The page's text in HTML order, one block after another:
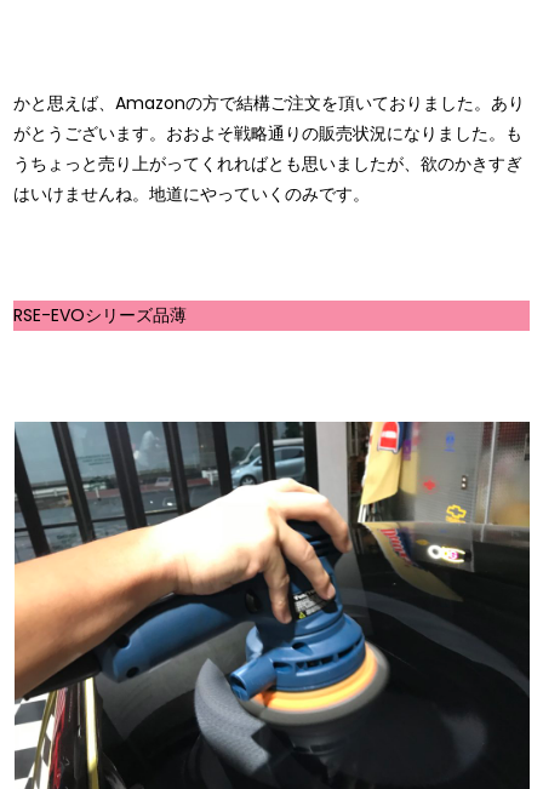
かと思えば、Amazonの方で結構ご注文を頂いておりました。あり
がとうございます。おおよそ戦略通りの販売状況になりました。も
うちょっと売り上がってくれればとも思いましたが、欲のかきすぎ
はいけませんね。地道にやっていくのみです。
RSE-EVOシリーズ品薄